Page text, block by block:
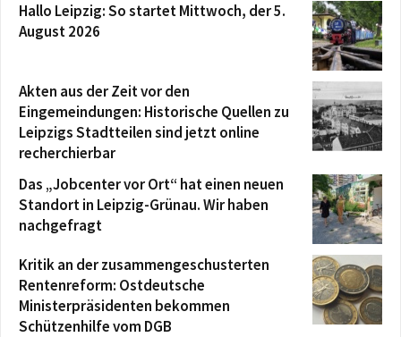
Hallo Leipzig: So startet Mittwoch, der 5.
August 2026
Akten aus der Zeit vor den
Eingemeindungen: Historische Quellen zu
Leipzigs Stadtteilen sind jetzt online
recherchierbar
Das „Jobcenter vor Ort“ hat einen neuen
Standort in Leipzig-Grünau. Wir haben
nachgefragt
Kritik an der zusammengeschusterten
Rentenreform: Ostdeutsche
Ministerpräsidenten bekommen
Schützenhilfe vom DGB